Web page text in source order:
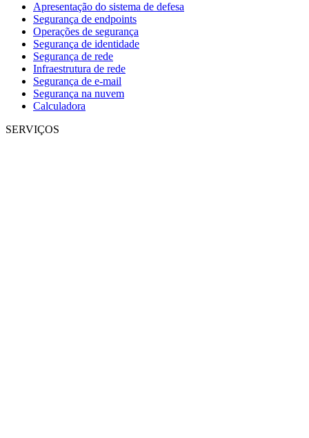
Apresentação do sistema de defesa
Segurança de endpoints
Operações de segurança
Segurança de identidade
Segurança de rede
Infraestrutura de rede
Segurança de e-mail
Segurança na nuvem
Calculadora
SERVIÇOS